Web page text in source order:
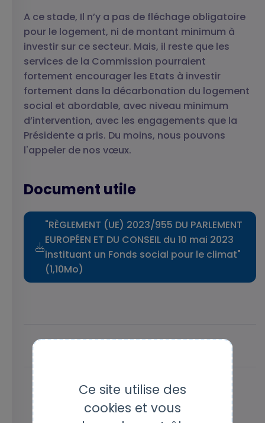
A ce stade, Il n’y a pas de fléchage obligatoire
pour le logement, ni de montant minimum à
investir sur ce secteur. Mais, il reste que les
services de la Commission pourraient
fortement encourager les Etats à investir
fortement dans la décarbonation du logement
social et abordable, avec niveau minimum
d’intervention, avec les engagements que la
Présidente a pris. Du moins, nous pouvons
l'appeler de nos vœux.
Document utile
"RÈGLEMENT (UE) 2023/955 DU PARLEMENT
EUROPÉEN ET DU CONSEIL du 10 mai 2023
instituant un Fonds social pour le climat"
(1,10Mo)
Ce site utilise des
cookies et vous